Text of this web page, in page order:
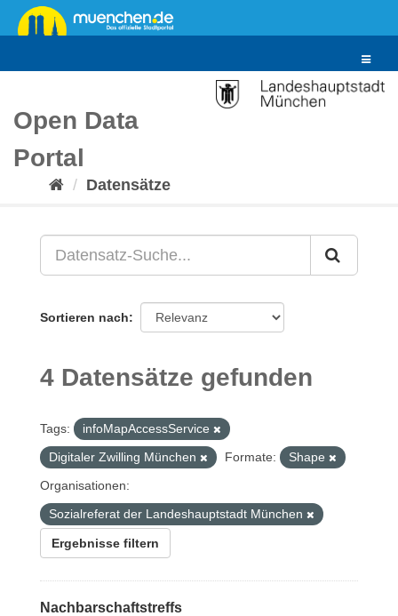
Überspringen
zum
Toggle
Open Data
Portal
Datensätze
Sortieren nach
4 Datensätze gefunden
Tags:
infoMapAccessService
Digitaler Zwilling München
Formate:
Shape
Organisationen:
Sozialreferat der Landeshauptstadt München
Ergebnisse filtern
Nachbarschaftstreffs